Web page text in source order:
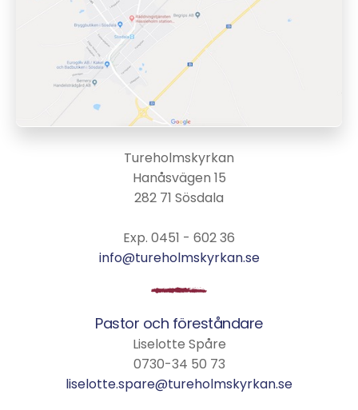
Tureholmskyrkan
Hanåsvägen 15
282 71 Sösdala
Exp. 0451 - 602 36
info@tureholmskyrkan.se
Pastor och föreståndare
Liselotte Spåre
0730-34 50 73
liselotte.spare@tureholmskyrkan.se